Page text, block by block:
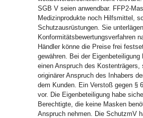
SGB V seien anwendbar. FFP2-
Medizinprodukte noch Hilfsmittel,
Schutzausrüstungen. Sie
Konformitätsbewertungsverfahren
Händler könne die Preise frei
gewähren. Bei der
einen Anspruch des Kostenträgers,
originärer Anspruch des Inhabers
dem Kunden. Ein Verstoß gegen §
vor. Die Eigenbeteiligung habe
Berechtigte, die keine Masken
Anspruch nehmen. Die SchutzmV